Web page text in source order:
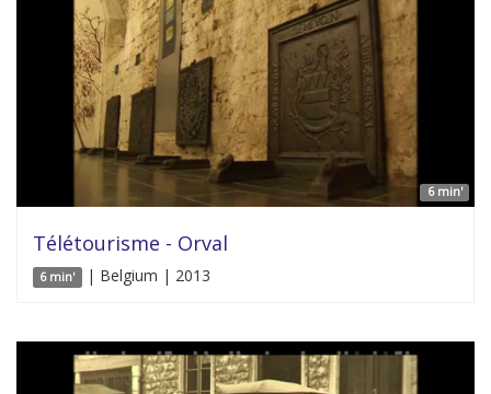
6 min'
Télétourisme - Orval
6 min' | Belgium | 2013